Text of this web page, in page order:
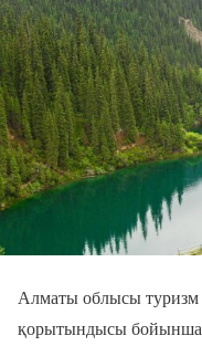
Алматы облысы туризм
қорытындысыбойынша